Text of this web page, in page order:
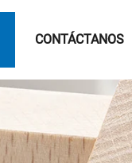
CONTÁCTANOS